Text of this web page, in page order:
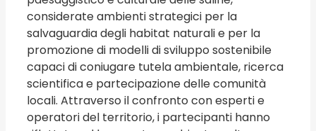
considerate ambienti strategici per la
salvaguardia degli habitat naturali e per la
promozione di modelli di sviluppo sostenibile
capaci di coniugare tutela ambientale, ricerca
scientifica e partecipazione delle comunità
locali. Attraverso il confronto con esperti e
operatori del territorio, i partecipanti hanno